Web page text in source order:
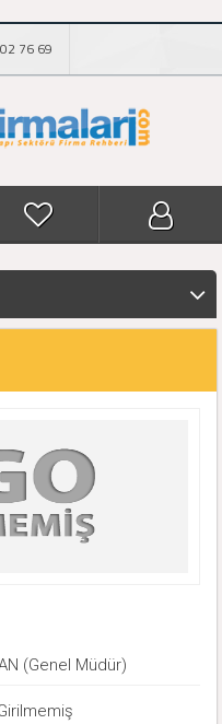
76 69
(Genel Müdür)